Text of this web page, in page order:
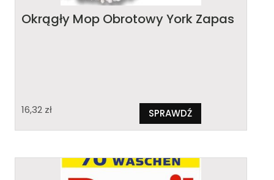
Okrągły Mop Obrotowy York Zapas
16,32 zł SPRAWDŹ